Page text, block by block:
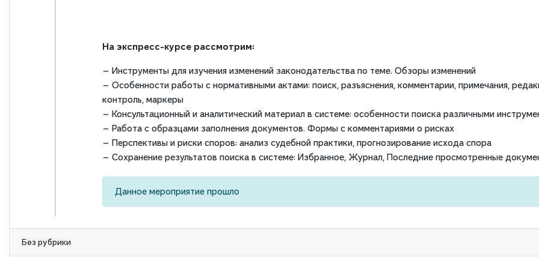
На экспресс-курсе рассмотрим:
— Инструменты для изучения изменений законодательства по теме. Обзоры изменений
— Особенности работы с нормативными актами: поиск, разъяснения, комментарии, примечания,
контроль, маркеры
— Консультационный и аналитический материал в системе: особенности поиска различными
— Работа с образцами заполнения документов. Формы с комментариями о рисках
— Перспективы и риски споров: анализ судебной практики, прогнозирование исхода спора
— Сохранение результатов поиска в системе: Избранное, Журнал, Последние просмотренные
Данное мероприятие прошло
Без рубрики